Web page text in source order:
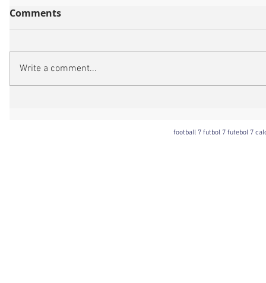
Comments
Write a comment...
football 7 futbol 7 futebol 7